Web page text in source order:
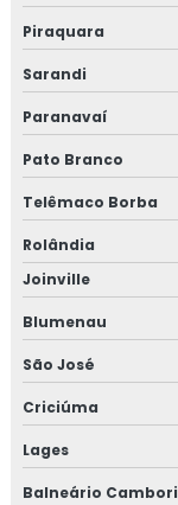
Piraquara
Sarandi
Paranavaí
Pato Branco
Telêmaco Borba
Rolândia
Joinville
Blumenau
São José
Criciúma
Lages
Balneário